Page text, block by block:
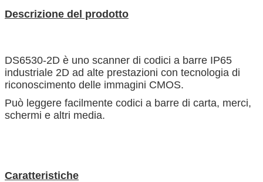
Descrizione del prodotto
DS6530-2D è uno scanner di codici a barre IP65
industriale 2D ad alte prestazioni con tecnologia di
riconoscimento delle immagini CMOS.
Può leggere facilmente codici a barre di carta, merci,
schermi e altri media.
Caratteristiche